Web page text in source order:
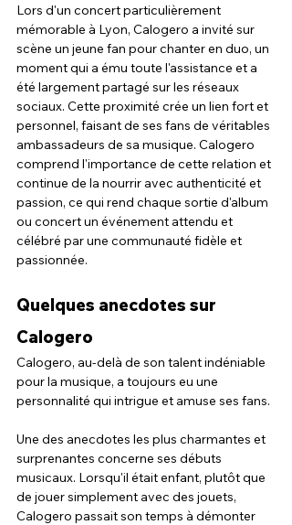
Lors d'un concert particulièrement
mémorable à Lyon, Calogero a invité sur
scène un jeune fan pour chanter en duo, un
moment qui a ému toute l'assistance et a
été largement partagé sur les réseaux
sociaux. Cette proximité crée un lien fort et
personnel, faisant de ses fans de véritables
ambassadeurs de sa musique. Calogero
comprend l'importance de cette relation et
continue de la nourrir avec authenticité et
passion, ce qui rend chaque sortie d'album
ou concert un événement attendu et
célébré par une communauté fidèle et
passionnée.
Quelques anecdotes sur
Calogero
Calogero, au-delà de son talent indéniable
pour la musique, a toujours eu une
personnalité qui intrigue et amuse ses fans.
Une des anecdotes les plus charmantes et
surprenantes concerne ses débuts
musicaux. Lorsqu'il était enfant, plutôt que
de jouer simplement avec des jouets,
Calogero passait son temps à démonter